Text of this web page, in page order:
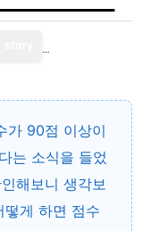
가 90점 이상이
는 소식을 들었
해보니 생각보
떻게 하면 점수